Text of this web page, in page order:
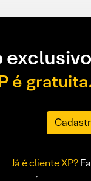
é
Já é cliente XP?